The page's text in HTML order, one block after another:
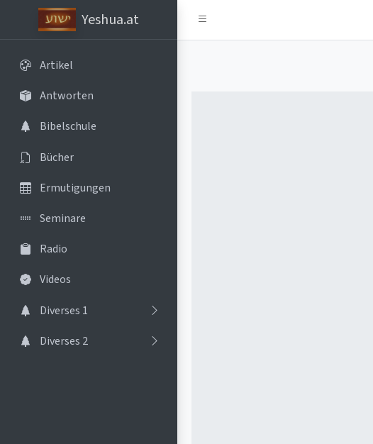
Yeshua.at
Artikel
Antworten
Bibelschule
Bücher
Ermutigungen
Seminare
Radio
Videos
Diverses 1
Diverses 2